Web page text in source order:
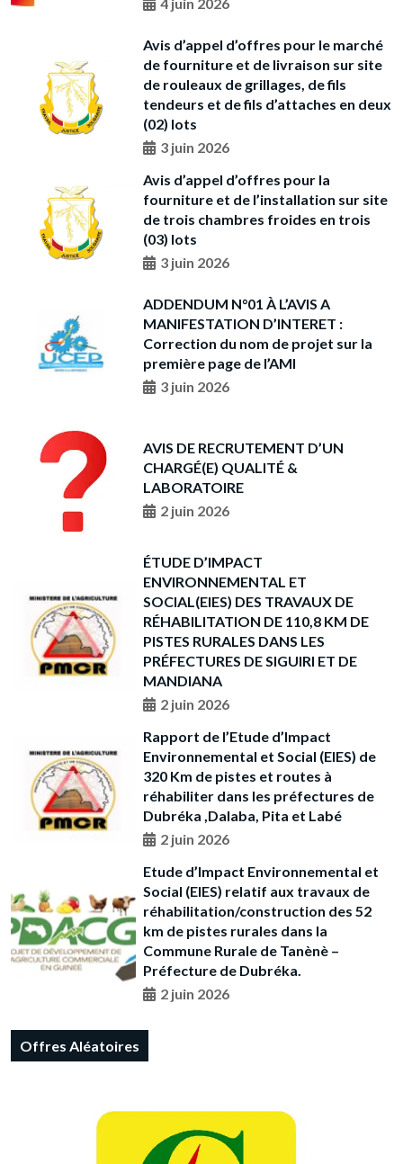
Avis d’appel d’offres pour le marché
de fourniture et de livraison sur site
de rouleaux de grillages, de fils
tendeurs et de fils d’attaches en deux
(02) lots
3 juin 2026
Avis d’appel d’offres pour la
fourniture et de l’installation sur site
de trois chambres froides en trois
(03) lots
3 juin 2026
ADDENDUM N°01 À L’AVIS A
MANIFESTATION D’INTERET :
Correction du nom de projet sur la
première page de l’AMI
3 juin 2026
AVIS DE RECRUTEMENT D’UN
CHARGÉ(E) QUALITÉ &
LABORATOIRE
2 juin 2026
ÉTUDE D’IMPACT
ENVIRONNEMENTAL ET
SOCIAL(EIES) DES TRAVAUX DE
RÉHABILITATION DE 110,8 KM DE
PISTES RURALES DANS LES
PRÉFECTURES DE SIGUIRI ET DE
MANDIANA
2 juin 2026
Rapport de l’Etude d’Impact
Environnemental et Social (EIES) de
320 Km de pistes et routes à
réhabiliter dans les préfectures de
Dubréka ,Dalaba, Pita et Labé
2 juin 2026
Etude d’Impact Environnemental et
Social (EIES) relatif aux travaux de
réhabilitation/construction des 52
km de pistes rurales dans la
Commune Rurale de Tanènè –
Préfecture de Dubréka.
2 juin 2026
Offres Aléatoires